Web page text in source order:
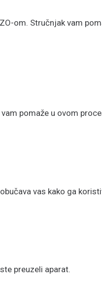
om. Stručnjak vam
pomaže u ovom
vas kako ga
preuzeli aparat.